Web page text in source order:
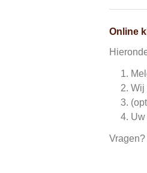
Online
Wij
Uw
Vragen?